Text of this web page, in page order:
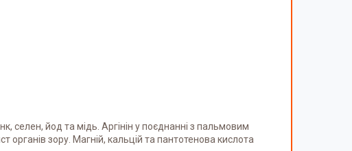
селен, йод та мідь. Аргінін у поєднанні з пальмовим
зору. Магній, кальцій та пантотенова кислота